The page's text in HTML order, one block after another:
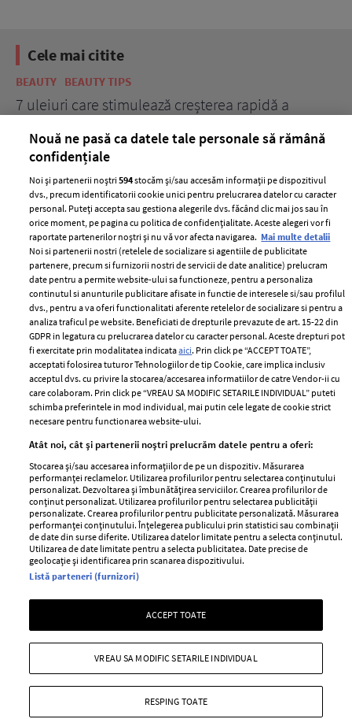
Cele mai citite
BEAUTY BEAUTY TIPS
7 uleiuri care stimulează creșterea rapidă a
ELLE Style Awards
2024
Despre ELLE
Romania
Contact
Abonamente
Termeni si conditii
Politica de
confidențialitate
Politica de cookies
Publicitate
GSP
Unica
Baby
Retete
femei
Viva
Avantaje
Retete practice
Pariază responsabil! Decizia ONJN nr. 821/25.09.2025.
Jocurile de noroc sunt interzise minorilor.
Copyright © 2026 Ringier Romania SRL
Nouă ne pasă ca datele tale personale să rămână
confidențiale
Noi și partenerii noștri594stocăm și/sau accesăm informații pe dispozitivul
dvs., precum identificatorii cookie unici pentru prelucrarea datelor cu caracter
personal. Puteți accepta sau gestiona alegerile dvs. făcând clic mai jos sau în
orice moment, pe pagina cu politica de confidențialitate. Aceste alegeri vor fi
raportate partenerilor noștri și nu vă vor afecta navigarea. Mai multe detalii
Noi si partenerii nostri (retelele de socializare si agentiile de publicitate
partenere, precum si furnizorii nostri de servicii de date analitice) prelucram
date pentru a permite website-ului sa functioneze, pentru a personaliza
continutul si anunturile publicitare afisate in functie de interesele si/sau profilul
dvs., pentru a va oferi functionalitati aferente retelelor de socializare si pentru a
analiza traficul pe website. Beneficiati de drepturile prevazute de art. 15-22 din
GDPR in legatura cu prelucrarea datelor cu caracter personal. Aceste drepturi pot
fi exercitate prin modalitatea indicataaici. Prin click pe “ACCEPT TOATE”,
acceptati folosirea tuturor Tehnologiilor de tip Cookie, care implica inclusiv
acceptul dvs. cu privire la stocarea/accesarea informatiilor de catre Vendor-ii cu
care colaboram. Prin click pe “VREAU SA MODIFIC SETARILE INDIVIDUAL” puteti
schimba preferintele in mod individual, mai putin cele legate de cookie strict
necesare pentru functionarea website-ului.
Atât noi, cât și partenerii noștri prelucrăm datele pentru a oferi:
Stocarea și/sau accesarea informațiilor de pe un dispozitiv. Măsurarea
performanței reclamelor. Utilizarea profilurilor pentru selectarea conținutului
personalizat. Dezvoltarea și îmbunătățirea serviciilor. Crearea profilurilor de
conținut personalizat. Utilizarea profilurilor pentru selectarea publicității
personalizate. Crearea profilurilor pentru publicitate personalizată. Măsurarea
performanței conținutului. Înțelegerea publicului prin statistici sau combinații
de date din surse diferite. Utilizarea datelor limitate pentru a selecta conținutul.
Utilizarea de date limitate pentru a selecta publicitatea. Date precise de
geolocație și identificarea prin scanarea dispozitivului.
Listă parteneri (furnizori)
ACCEPT TOATE
RESPING TOATE
VREAU SA MODIFIC SETARILE INDIVIDUAL